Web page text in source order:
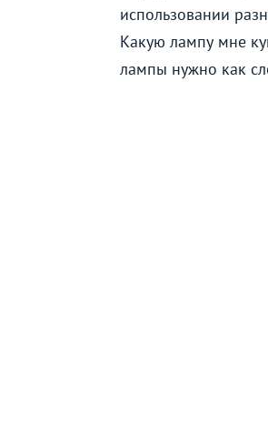
использовании
Какую лампу мне
лампы нужно как